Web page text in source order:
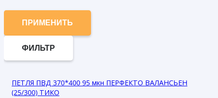
ПРИМЕНИТЬ
ФИЛЬТР
ПЕТЛЯ ПВД 370*400 95 мкн ПЕРФЕКТО ВАЛАНСЬЕН
(25/300) ТИКО